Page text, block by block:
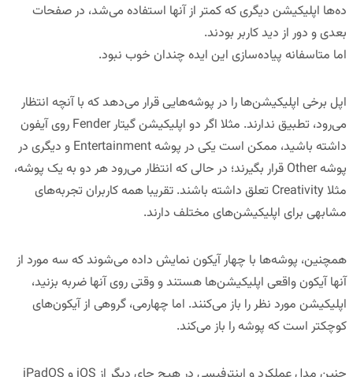
ده‌ها اپلیکیشن دیگری که کمتر از آنها استفاده می‌شد، در صفحات
بعدی و دور از دید کاربر بودند.
اما متاسفانه پیاده‌سازی این ایده چندان خوب نبود.
اپل برخی اپلیکیشن‌ها را در پوشه‌هایی قرار می‌دهد که با آنچه انتظار
می‌رود، تطبیق ندارند. مثلا اگر دو اپلیکیشن گیتار Fender روی آیفون
داشته باشید، ممکن است یکی در پوشه Entertainment و دیگری در
پوشه Other قرار بگیرند؛ در حالی که انتظار می‌رود هر دو به یک پوشه،
مثلا Creativity تعلق داشته باشند. تقریبا همه کاربران تجربه‌های
مشابهی برای اپلیکیشن‌های مختلف دارند.
همچنین، پوشه‌ها با چهار آیکون نمایش داده می‌شوند که سه مورد از
آنها آیکون واقعی اپلیکیشن‌ها هستند و وقتی روی آنها ضربه بزنید،
اپلیکیشن مورد نظر را باز می‌کنند. اما چهارمی، گروهی از آیکون‌های
کوچکتر است که پوشه را باز می‌کند.